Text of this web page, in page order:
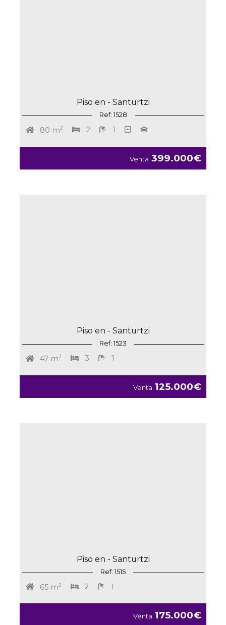
Piso en - Santurtzi
Ref: 1528
80 m2 2 1
Venta 399.000€
Piso en - Santurtzi
Ref: 1523
47 m2 3 1
Venta 125.000€
Piso en - Santurtzi
Ref: 1515
65 m2 2 1
Venta 175.000€